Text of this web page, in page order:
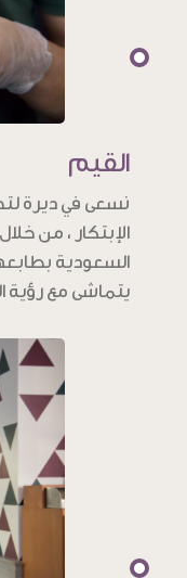
القيم
نسعى في ديرة
الإبتكار ، من
السعودية
يتماشى مع رؤية